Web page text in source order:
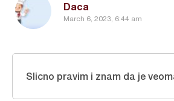
Daca
March 6, 2023, 6:44 am
Slicno pravim i znam da je